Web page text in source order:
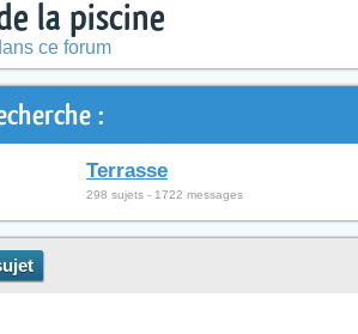
la piscine
ce forum
:
Terrasse
298 sujets - 1722 messages